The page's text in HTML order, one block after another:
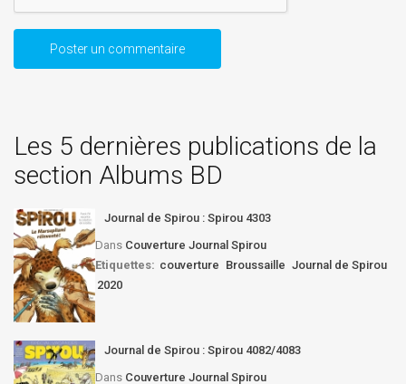
Les 5 dernières publications de la
section Albums BD
Journal de Spirou : Spirou 4303
Dans Couverture Journal Spirou
Etiquettes: couverture Broussaille Journal de Spirou
2020
Journal de Spirou : Spirou 4082/4083
Dans Couverture Journal Spirou